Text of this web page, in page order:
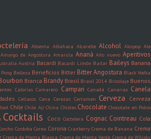
Absenta Albahaca Alcarelle Alcohol Alcopop Ale
Amargo de Angostura Amarula Ananá Año nuevo Aperitivos
Austria Bacardi Bacardi Limón Bailar Baileys Banana
Belleza Beneficios Bitter Bitter Angostura Black Vodka
Branca Brandy Brasil Brasil 2014 Bricolaje Buenos
Calorías Camarero Campari Canadá Canarias Canela
Celíacos Cena Cerezas Certamen Cerveza Cerveza
Chile Chile. Ají China Chistes Chocolate Chocolate en Polvo
Cocktails Coco Coctelera Cognac Cointreau Cola
Cordoba Corea Corona Cranberry Crema de Banana Crema
Crema de Menta Blanca Crema de Menta Verde Crema de Whisky